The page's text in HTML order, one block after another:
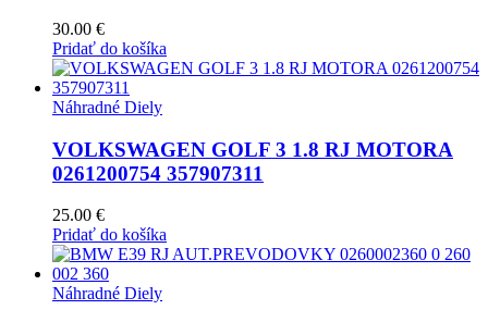
30.00 €
Pridať do košíka
Náhradné Diely
VOLKSWAGEN GOLF 3 1.8 RJ MOTORA
0261200754 357907311
25.00 €
Pridať do košíka
Náhradné Diely